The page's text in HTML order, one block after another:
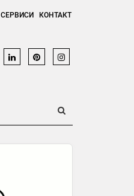
СЕРВИСИ КОНТАКТ